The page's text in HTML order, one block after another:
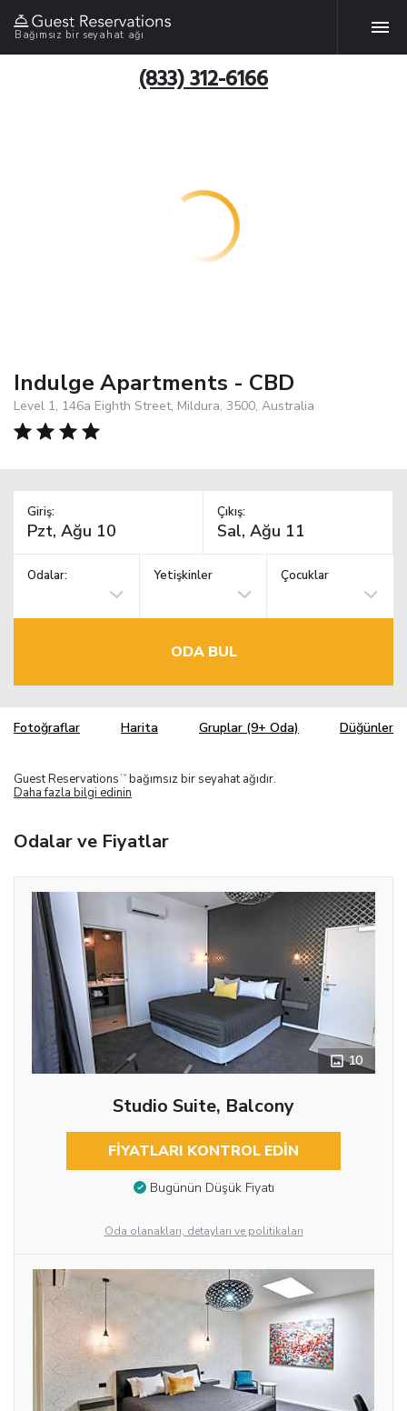
Bağımsız bir seyahat ağı
(833) 312-6166
Indulge Apartments - CBD
Level 1, 146a Eighth Street, Mildura, 3500, Australia
Giriş: Çıkış:
Odalar: Yetişkinler Çocuklar
ODA BUL
Fotoğraflar Harita Gruplar (9+ Oda) Düğünler
Guest Reservations TM bağımsız bir seyahat ağıdır.
Daha fazla bilgi edinin
Odalar ve Fiyatlar
10
Studio Suite, Balcony
FIYATLARI KONTROL EDIN
Bugünün Düşük Fiyatı
Oda olanakları, detayları ve politikaları